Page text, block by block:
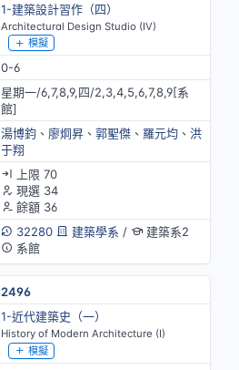
1-建築設計習作（四）
Architectural Design Studio (IV)
模擬
0-6
星期一/6,7,8,9,四/2,3,4,5,6,7,8,9[系
館]
湯博鈞、 廖炯昇、 郭聖傑、 羅元均、 洪
于翔
上限 70
現選 34
餘額 36
32280
建築學系 /
建築系2
系館
2496
1-近代建築史（一）
History of Modern Architecture (I)
模擬